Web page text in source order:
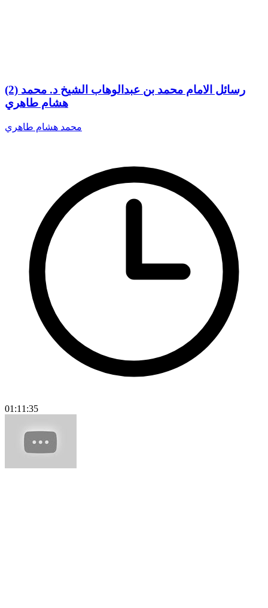
(2) رسائل الامام محمد بن عبدالوهاب الشيخ د. محمد
هشام طاهري
محمد هشام طاهري
01:11:35